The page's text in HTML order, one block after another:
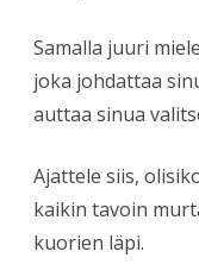
Samalla juuri
joka johdattaa
auttaa sinua
Ajattele siis,
kaikin tavoin
kuorien läpi.